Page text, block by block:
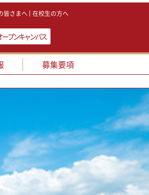
皆さまへ 在校生の方へ
ープンキャンパス
募集要項